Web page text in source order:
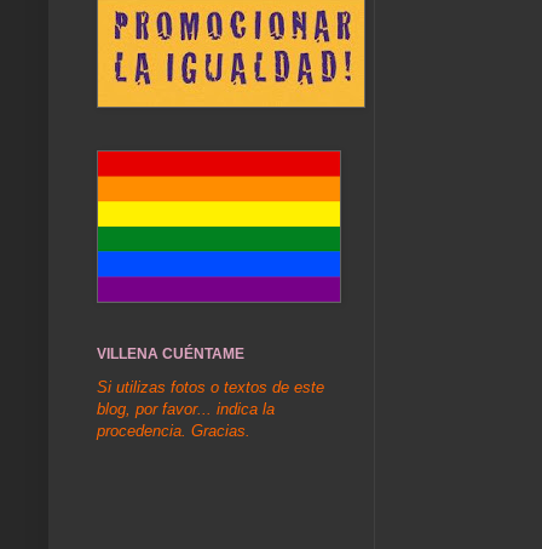
VILLENA CUÉNTAME
Si utilizas fotos o textos de este
blog, por favor... indica la
procedencia. Gracias.